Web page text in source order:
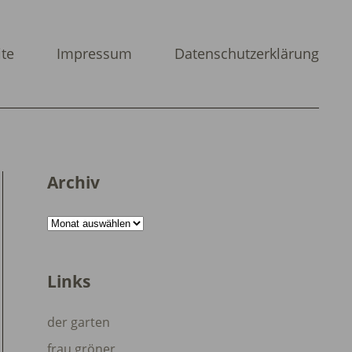
Impressum Datenschutzerklärung
Archiv
Archiv
Links
der garten